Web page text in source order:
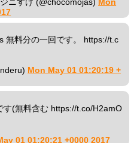
ニすけ (@chocomojas) Mon
無料分の一回です。 https://t.c
Mon May 01 01:20:19 +
す(無料含む https://t.co/H2amO
01 01:20:21 +0000 2017